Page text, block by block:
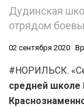
Дудинская
отрядом
02 сентября 2020
#НОРИЛЬСК.
средней школе